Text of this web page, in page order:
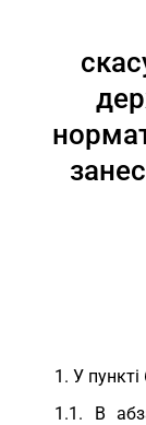
1. У пункті
1.1. В